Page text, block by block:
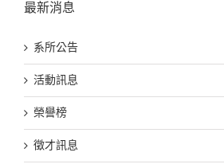
最新消息
系所公告
活動訊息
榮譽榜
徵才訊息